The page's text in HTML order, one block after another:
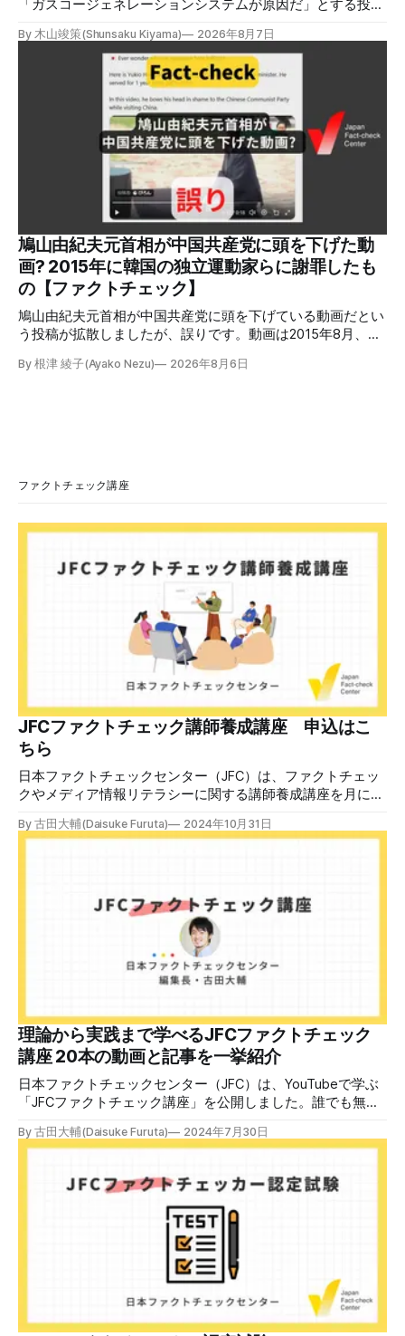
「ガスコージェネレーションシステムが原因だ」とする投稿
ジェネレーションやガス発電機は設置していないことを確認
している」と発表し、LPガスが原因だった可能性が高いと説
明しています。またイオンは5日、事故原因を調べる事故調
査委員会を設置すると発表しました。 検証対象 拡散した投
ガスを燃料としてガスエンジンやガスタービンで発電し、排
熱を冷暖房などに利用する「ガスコージェネレーション」が
原因だとする投稿が拡散した（例1、例2）。 検証する理由
ソーシャルリスニングツールMeltwaterで調べると、これら
の投稿の表示回数は少なくとも合計194万回を超えている。
爆発の原因をめぐって、さまざまな根拠不明の情報が飛び交
っているため検証する。 検証過程 イオンモール熊本の爆発
2026年7月28日午後16時27分ごろ、熊本県で震度7の地震が
発生した。午後6時ごろ、嘉島町のショッピングセンター
「イ
By 木山竣策(Shunsaku Kiyama) 2026年8月7日
鳩山由紀夫元首相が中国共産党に頭を下げた動
画? 2015年に韓国の独立運動家らに謝罪したも
の【ファクトチェック】
鳩山由紀夫元首相が中国共産党に頭を下げている動画だとい
う投稿が拡散しましたが、誤りです。動画は2015年8月、鳩
立運動家らに謝罪した映像です。中国共産党に対して頭を下
らいながら頭を下げています」という英文付きの動画がXで
語力が衰えていたら申し訳ないですが、動画に『韓国』と書
本が犯した残虐行為を謝罪するのは悪いことだと思わない」
「共産主義者に恥じて頭を下げるべき人はいない」など、拡
散した投稿を真に受けた反応も多いため検証する。 検証過
By 根津 綾子(Ayako Nezu) 2026年8月6日
ファクトチェック講座
JFCファクトチェック講師養成講座 申込はこ
ちら
日本ファクトチェックセンター（JFC）は、ファクトチェッ
クやメディア情報リテラシーに関する講師養成講座を月に1
認定バッジと教室や職場などで利用可能な教材を提供しま
ファクトチェックセンター（JFC）による講師養成講座で
す。 講師養成講座（オンラインで90分）を受講いただいた
後、修了課題を提出された方には、教室や職場などで利用可
能な教材の提... powered by Peatix : More than a
す。 受講生には教材を提供 デマや不確かな情報が蔓延する
中で、自衛策が求められています。「気をつけて」というだ
けでは、対策になりません。最初から騙されたい人はいませ
ん。誰だって気をつけているのに、誤った情
By 古田大輔(Daisuke Furuta) 2024年10月31日
理論から実践まで学べるJFCファクトチェック
講座 20本の動画と記事を一挙紹介
日本ファクトチェックセンター（JFC）は、YouTubeで学ぶ
「JFCファクトチェック講座」を公開しました。誰でも無料
ファクトチェックやメディアリテラシーの知識を学ぶことが
の日本での影響を調べた2万人調査の紹介や、間違った情報
を信じてしまう背景にある人間のバイアス、大規模に拡散す
るSNSアルゴリズムなどを解説しています。 実践編では、画
像や動画や生成AIなど、偽・誤情報をどのように検証したら
良いかをJFCが検証してきた事例から具体的に学びます。
JFCファクトチェッカー認定試験を開始 2024年7月29日か
ら、これらの内容について習熟度を確認するJFCファクトチ
ェッカー認定試験を開始します。誰でもいつでも受験可能で
す（2024年度中は受験料1000円、2025年度から2000円）。
By 古田大輔(Daisuke Furuta) 2024年7月30日